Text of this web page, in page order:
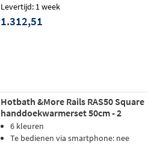
Levertijd: 1 week
1.312,51
Hotbath &More Rails RAS50 Square
handdoekwarmerset 50cm - 2
stangen - geborsteld messing PVD
6 kleuren
Te bedienen via smartphone: nee